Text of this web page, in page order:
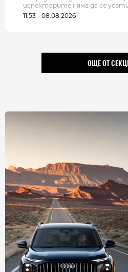
испекторите няма да се
11:53 - 08.08.2026
ОЩЕ ОТ